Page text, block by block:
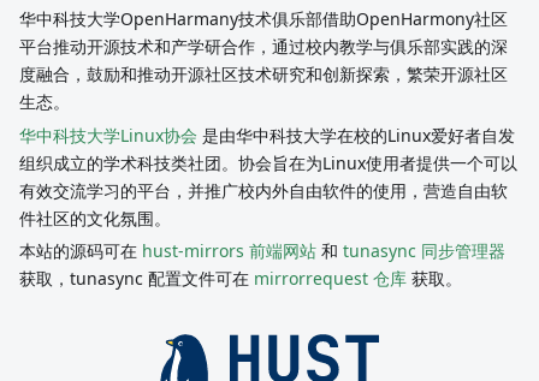
华中科技大学OpenHarmany技术俱乐部借助OpenHarmony社区
平台推动开源技术和产学研合作，通过校内教学与俱乐部实践的深
度融合，鼓励和推动开源社区技术研究和创新探索，繁荣开源社区
生态。
华中科技大学Linux协会 是由华中科技大学在校的Linux爱好者自发
组织成立的学术科技类社团。协会旨在为Linux使用者提供一个可以
有效交流学习的平台，并推广校内外自由软件的使用，营造自由软
件社区的文化氛围。
本站的源码可在 hust-mirrors 前端网站 和 tunasync 同步管理器
获取，tunasync 配置文件可在 mirrorrequest 仓库 获取。